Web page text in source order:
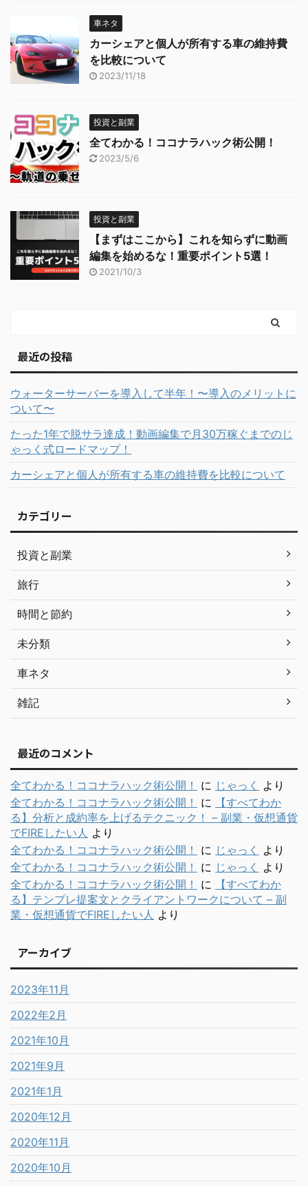
車ネタ
カーシェアと個人が所有する車の維持費
を比較について
2023/11/18
投資と副業
全てわかる！ココナラハック術公開！
2023/5/6
投資と副業
【まずはここから】これを知らずに動画
編集を始めるな！重要ポイント5選！
2021/10/3
最近の投稿
ウォーターサーバーを導入して半年！〜導入のメリットに
ついて〜
たった1年で脱サラ達成！動画編集で月30万稼ぐまでのじ
ゃっく式ロードマップ！
カーシェアと個人が所有する車の維持費を比較について
カテゴリー
投資と副業
旅行
時間と節約
未分類
車ネタ
雑記
最近のコメント
全てわかる！ココナラハック術公開！ に じゃっく
より
全てわかる！ココナラハック術公開！
に
【すべてわか
る】分析と成約率を上げるテクニック！ – 副業・仮想通貨
でFIREしたい人 より
全てわかる！ココナラハック術公開！
に じゃっく
より
全てわかる！ココナラハック術公開！
に じゃっく
より
全てわかる！ココナラハック術公開！
に
【すべてわか
る】テンプレ提案文とクライアントワークについて – 副
業・仮想通貨でFIREしたい人 より
アーカイブ
2023年11月
2022年2月
2021年10月
2021年9月
2021年1月
2020年12月
2020年11月
2020年10月